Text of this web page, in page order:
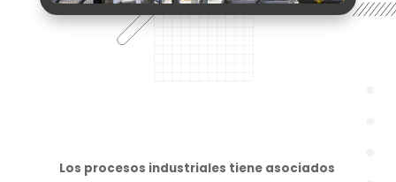
Los procesos industriales tiene asociados